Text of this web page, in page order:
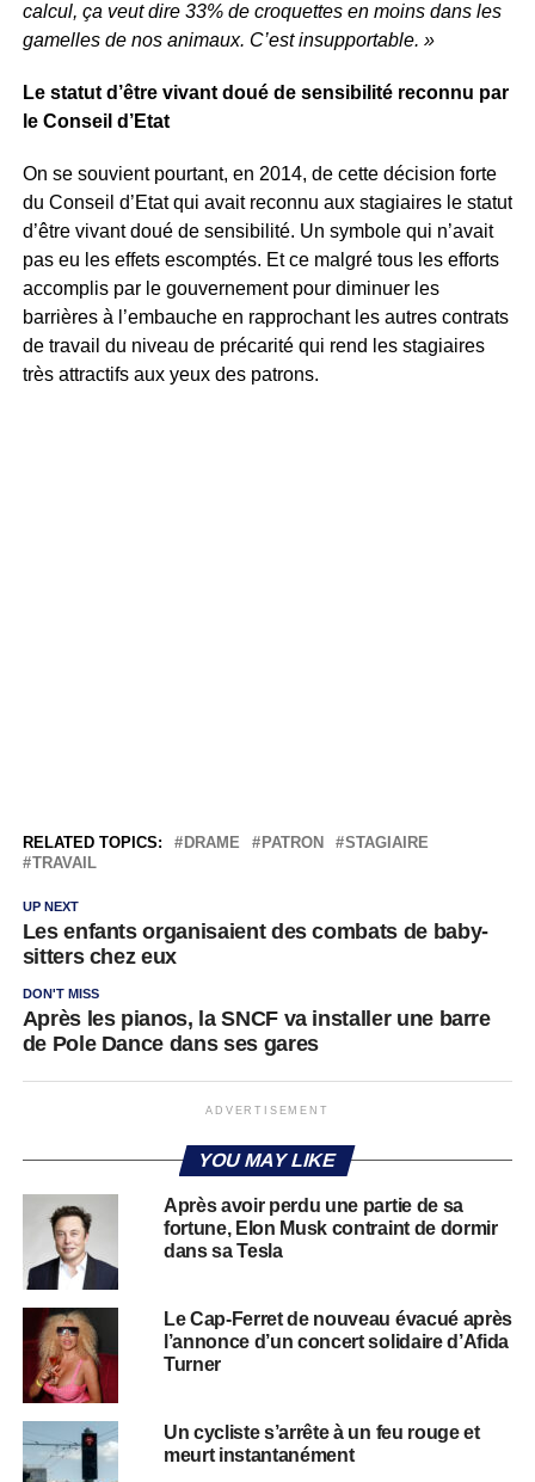
calcul, ça veut dire 33% de croquettes en moins dans les
gamelles de nos animaux. C’est insupportable. »
Le statut d’être vivant doué de sensibilité reconnu par
le Conseil d’Etat
On se souvient pourtant, en 2014, de cette décision forte
du Conseil d’Etat qui avait reconnu aux stagiaires le statut
d’être vivant doué de sensibilité. Un symbole qui n’avait
pas eu les effets escomptés. Et ce malgré tous les efforts
accomplis par le gouvernement pour diminuer les
barrières à l’embauche en rapprochant les autres contrats
de travail du niveau de précarité qui rend les stagiaires
très attractifs aux yeux des patrons.
RELATED TOPICS: DRAME PATRON
STAGIAIRE
TRAVAIL
UP NEXT
Les enfants organisaient des combats de baby-
sitters chez eux
DON'T MISS
Après les pianos, la SNCF va installer une barre
de Pole Dance dans ses gares
ADVERTISEMENT
YOU MAY LIKE
Après avoir perdu une partie de sa
fortune, Elon Musk contraint de dormir
dans sa Tesla
Le Cap-Ferret de nouveau évacué après
l’annonce d’un concert solidaire d’Afida
Turner
Un cycliste s’arrête à un feu rouge et
meurt instantanément